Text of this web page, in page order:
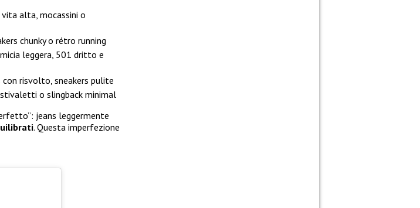
vita alta, mocassini o
chunky o rétro running
leggera, 501 dritto e
risvolto, sneakers pulite
o slingback minimal
jeans leggermente
. Questa imperfezione